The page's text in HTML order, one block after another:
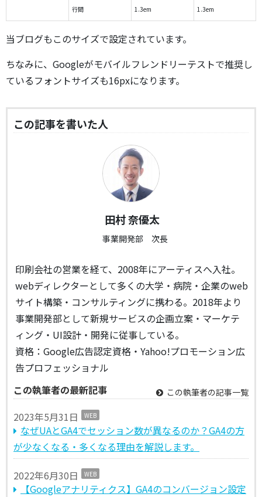
行間 1.3em 1.3em
当ブログもこのサイズで設定されています。
ちなみに、Googleがモバイルフレンドリーテストで推奨し
ているフォントサイズも16pxになります。
この記事を書いた人
田村 奈優太
事業開発部 次長
印刷会社の営業を経て、2008年にアーティスへ入社。
webディレクターとして多くの大学・病院・企業のweb
サイト構築・コンサルティングに携わる。2018年より
事業開発部として新規サービスの企画立案・マーケテ
ィング・UI設計・開発に従事している。
資格：Google広告認定資格・Yahoo!プロモーション広
告プロフェッショナル
この執筆者の最新記事
この執筆者の記事一覧
2023年5月31日 WEB
なぜUAとGA4でセッション数が異なるのか？GA4の方
が少なくなる・多くなる理由を解説します。
2022年6月30日 WEB
【Googleアナリティクス】GA4のコンバージョン設定